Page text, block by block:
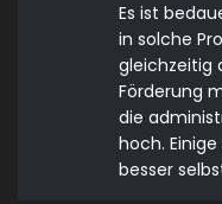
Es ist
in solche
gleichzeitig
Förderung
die
hoch.
besser